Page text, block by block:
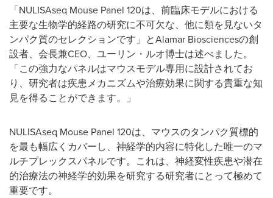
「NULISAseq Mouse Panel 120は、前臨床モデルにおける
主要な生物学的経路の研究に不可欠な、他に類を見ないタ
ンパク質のセレクションです」とAlamar Biosciencesの創
設者、会長兼CEO、ユーリン・ルオ博士は述べました。
「この強力なパネルはマウスモデル専用に設計されてお
り、研究者は疾患メカニズムや治療効果に関する貴重な知
見を得ることができます。」
NULISAseq Mouse Panel 120は、マウスのタンパク質標的
を最も幅広くカバーし、神経学的内容に特化した唯一のマ
ルチプレックスパネルです。これは、神経変性疾患や潜在
的治療法の神経学的効果を研究する研究者にとって極めて
重要です。